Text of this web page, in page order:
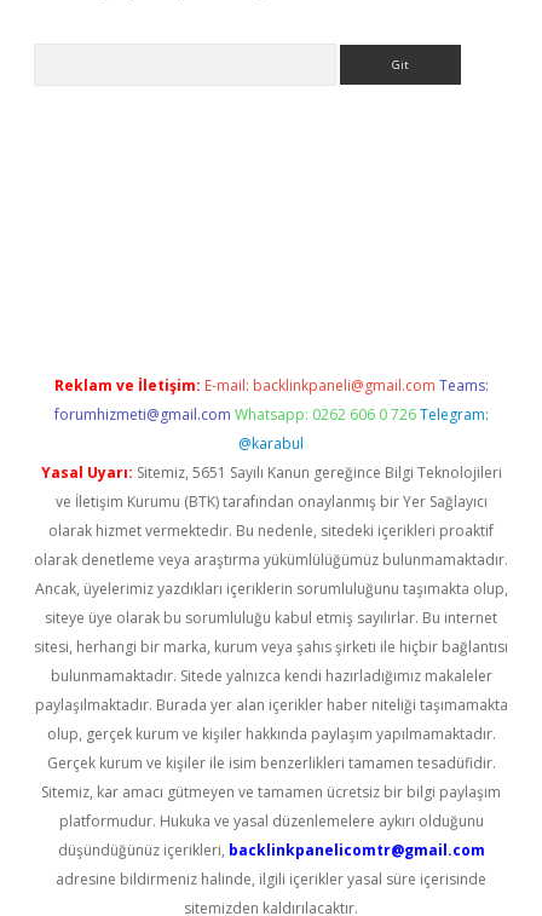
Reklam ve İletişim: E-mail: backlinkpaneli@gmail.com Teams:
forumhizmeti@gmail.com Whatsapp: 0262 606 0 726 Telegram:
@karabul
Yasal Uyarı: Sitemiz, 5651 Sayılı Kanun gereğince Bilgi Teknolojileri
ve İletişim Kurumu (BTK) tarafından onaylanmış bir Yer Sağlayıcı
olarak hizmet vermektedir. Bu nedenle, sitedeki içerikleri proaktif
olarak denetleme veya araştırma yükümlülüğümüz bulunmamaktadır.
Ancak, üyelerimiz yazdıkları içeriklerin sorumluluğunu taşımakta olup,
siteye üye olarak bu sorumluluğu kabul etmiş sayılırlar. Bu internet
sitesi, herhangi bir marka, kurum veya şahıs şirketi ile hiçbir bağlantısı
bulunmamaktadır. Sitede yalnızca kendi hazırladığımız makaleler
paylaşılmaktadır. Burada yer alan içerikler haber niteliği taşımamakta
olup, gerçek kurum ve kişiler hakkında paylaşım yapılmamaktadır.
Gerçek kurum ve kişiler ile isim benzerlikleri tamamen tesadüfidir.
Sitemiz, kar amacı gütmeyen ve tamamen ücretsiz bir bilgi paylaşım
platformudur. Hukuka ve yasal düzenlemelere aykırı olduğunu
düşündüğünüz içerikleri, backlinkpanelicomtr@gmail.com
adresine bildirmeniz halinde, ilgili içerikler yasal süre içerisinde
sitemizden kaldırılacaktır.